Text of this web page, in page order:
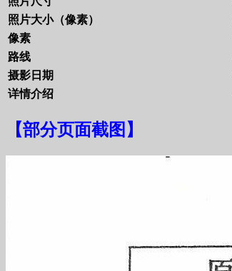
照片大小（像素）
像素
路线
摄影日期
详情介绍
【部分页面截图 】